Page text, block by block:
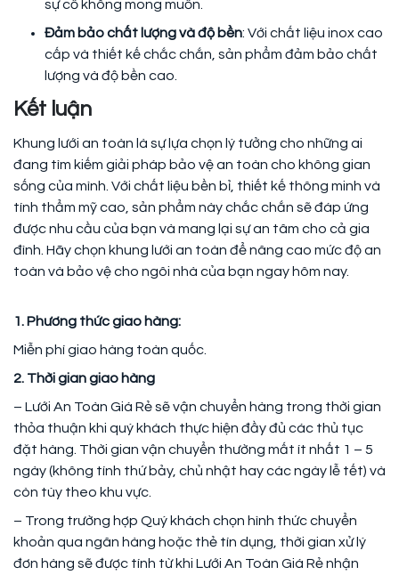
sự cố không mong muốn.
Đảm bảo chất lượng và độ bền: Với chất liệu inox cao
cấp và thiết kế chắc chắn, sản phẩm đảm bảo chất
lượng và độ bền cao.
Kết luận
Khung lưới an toàn là sự lựa chọn lý tưởng cho những ai
đang tìm kiếm giải pháp bảo vệ an toàn cho không gian
sống của mình. Với chất liệu bền bỉ, thiết kế thông minh và
tính thẩm mỹ cao, sản phẩm này chắc chắn sẽ đáp ứng
được nhu cầu của bạn và mang lại sự an tâm cho cả gia
đình. Hãy chọn khung lưới an toàn để nâng cao mức độ an
toàn và bảo vệ cho ngôi nhà của bạn ngay hôm nay.
1. Phương thức giao hàng:
Miễn phí giao hàng toàn quốc.
2. Thời gian giao hàng
– Lưới An Toàn Giá Rẻ sẽ vận chuyển hàng trong thời gian
thỏa thuận khi quý khách thực hiện đầy đủ các thủ tục
đặt hàng. Thời gian vận chuyển thường mất ít nhất 1 – 5
ngày (không tính thứ bảy, chủ nhật hay các ngày lễ tết) và
còn tùy theo khu vực.
– Trong trường hợp Quý khách chọn hình thức chuyển
khoản qua ngân hàng hoặc thẻ tín dụng, thời gian xử lý
đơn hàng sẽ được tính từ khi Lưới An Toàn Giá Rẻ nhận